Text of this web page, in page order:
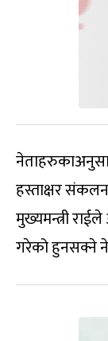
हस्ताक्षर
मुख्यमन्त्री
गरेको हुनसक्ने